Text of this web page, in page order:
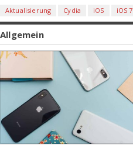
Aktualisierung Cydia iOS iOS 7
Allgemein